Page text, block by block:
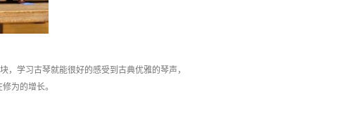
学习古琴就能很好的感受到古典优雅的琴声，
为的增长。